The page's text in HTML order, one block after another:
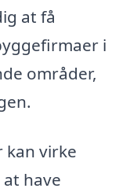
at få
i
områder,
virke
have